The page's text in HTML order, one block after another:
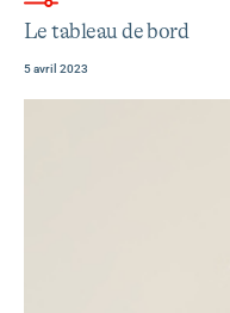
Le
tableau
bord
Le tableau de bord
5 avril 2023